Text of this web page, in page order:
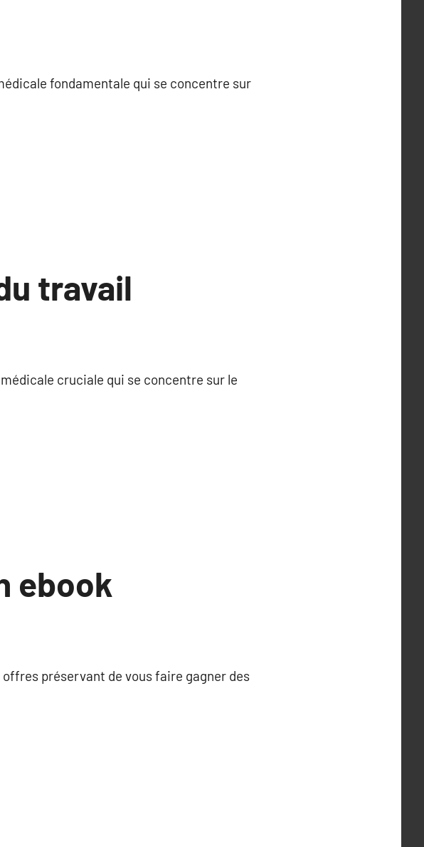
fondamentale qui se concentre sur
travail
cruciale qui se concentre sur le
ebook
offres préservant de vous faire gagner des